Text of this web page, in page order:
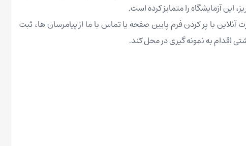
با پر کردن فرم پایین صفحه یا تماس با ما از پیامرسان ها، ثبت
اقدام به نمونه گیری در محل کند.